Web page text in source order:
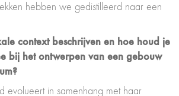
hebben we gedistilleerd naar een
context beschrijven en hoe houd je
bij het ontwerpen van een gebouw
evolueert in samenhang met haar